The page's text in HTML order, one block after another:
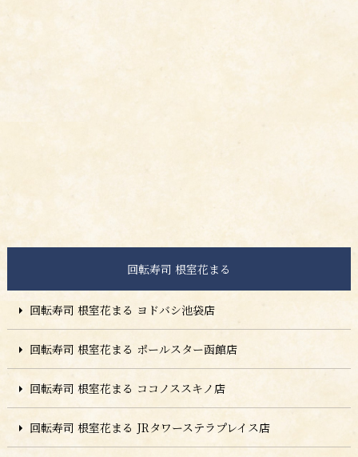
回転寿司 根室花まる
回転寿司 根室花まる ヨドバシ池袋店
回転寿司 根室花まる ポールスター函館店
回転寿司 根室花まる ココノススキノ店
回転寿司 根室花まる JRタワーステラプレイス店